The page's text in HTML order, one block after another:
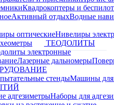
Квадрокоптеры и
Активный отдыхВодные
оптическиеНивелиры
ТЕОДОЛИТЫ
электронные
Лазерные дальномеры
стендыМашины для
адгезиметрыНаборы для